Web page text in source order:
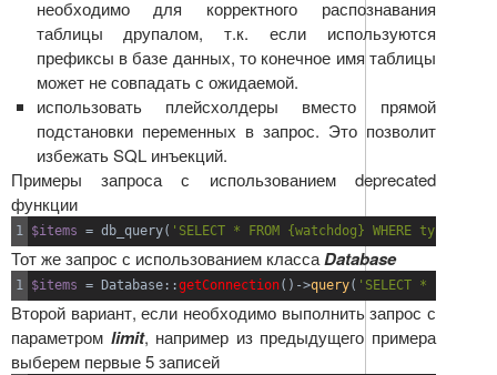
необходимо для корректного распознавания
таблицы друпалом, т.к. если используются
префиксы в базе данных, то конечное имя таблицы
может не совпадать с ожидаемой.
использовать плейсхолдеры вместо прямой
подстановки переменных в запрос. Это позволит
избежать SQL инъекций.
Примеры запроса с использованием deprecated
функции
$items = db_query( 'SELECT * FROM {watchdog} WHERE
Тот же запрос с использованием классаDatabase
$items = Database ::getConnection( ) ->query( 'SELECT * FROM
Второй вариант, если необходимо выполнить запрос с
параметром limit, например из предыдущего примера
выберем первые 5 записей